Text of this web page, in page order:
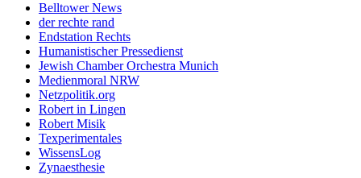
Belltower News
der rechte rand
Endstation Rechts
Humanistischer Pressedienst
Jewish Chamber Orchestra Munich
Medienmoral NRW
Netzpolitik.org
Robert in Lingen
Robert Misik
Texperimentales
WissensLog
Zynaesthesie